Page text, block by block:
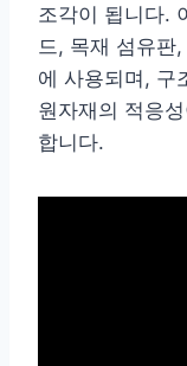
조각이 됩니다.
드, 목재 섬유판
에 사용되며, 구
원자재의 적응
합니다.